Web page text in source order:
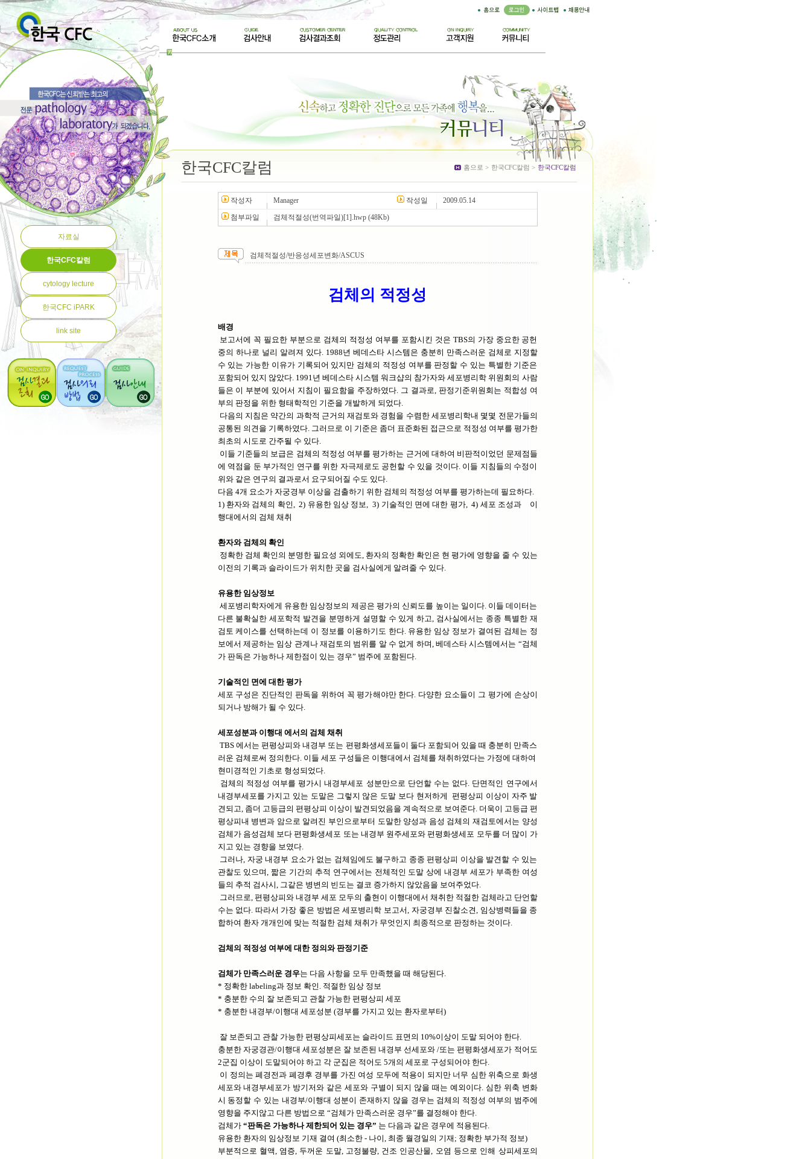
자료실
한국CFC칼럼
cytology lecture
한국CFC iPARK
link site
한국CFC칼럼 홈으로 > 한국CFC칼럼 > 한국CFC칼럼
작성자 Manager 작성일
2009.05.14
첨부파일
검체적절성(번역파일)[1].hwp(48Kb)
검체적절성/반응성세포변화/ASCUS
검체의 적정성
배경
보고서에 꼭 필요한 부분으로 검체의 적정성 여부를 포함시킨 것은 TBS의 가장 중요한 공헌
중의 하나로 널리 알려져 있다. 1988년 베데스타 시스템은 충분히 만족스러운 검체로 지정할
수 있는 가능한 이유가 기록되어 있지만 검체의 적정성 여부를 판정할 수 있는 특별한 기준은
포함되어 있지 않았다. 1991년 베데스타 시스템 워크샵의 참가자와 세포병리학 위원회의 사람
들은 이 부분에 있어서 지침이 필요함을 주장하였다. 그 결과로, 판정기준위원회는 적합성 여
부의 판정을 위한 형태학적인 기준을 개발하게 되었다.
다음의 지침은 약간의 과학적 근거의 재검토와 경험을 수렴한 세포병리학내 몇몇 전문가들의
공통된 의견을 기록하였다. 그러므로 이 기준은 좀더 표준화된 접근으로 적정성 여부를 평가한
최초의 시도로 간주될 수 있다.
이들 기준들의 보급은 검체의 적정성 여부를 평가하는 근거에 대하여 비판적이었던 문제점들
에 역점을 둔 부가적인 연구를 위한 자극제로도 공헌할 수 있을 것이다. 이들 지침들의 수정이
위와 같은 연구의 결과로서 요구되어질 수도 있다.
다음 4개 요소가 자궁경부 이상을 검출하기 위한 검체의 적정성 여부를 평가하는데 필요하다.
1) 환자와 검체의 확인, 2) 유용한 임상 정보, 3) 기술적인 면에 대한 평가, 4) 세포 조성과 이
행대에서의 검체 채취
환자와 검체의 확인
정확한 검체 확인의 분명한 필요성 외에도, 환자의 정확한 확인은 현 평가에 영향을 줄 수 있는
이전의 기록과 슬라이드가 위치한 곳을 검사실에게 알려줄 수 있다.
유용한 임상정보
세포병리학자에게 유용한 임상정보의 제공은 평가의 신뢰도를 높이는 일이다. 이들 데이터는
다른 불확실한 세포학적 발견을 분명하게 설명할 수 있게 하고, 검사실에서는 종종 특별한 재
검토 케이스를 선택하는데 이 정보를 이용하기도 한다. 유용한 임상 정보가 결여된 검체는 정
보에서 제공하는 임상 관계나 재검토의 범위를 알 수 없게 하며, 베데스타 시스템에서는 “검체
가 판독은 가능하나 제한점이 있는 경우” 범주에 포함된다.
기술적인 면에 대한 평가
세포 구성은 진단적인 판독을 위하여 꼭 평가해야만 한다. 다양한 요소들이 그 평가에 손상이
되거나 방해가 될 수 있다.
세포성분과 이행대 에서의 검체 채취
TBS 에서는 편평상피와 내경부 또는 편평화생세포들이 둘다 포함되어 있을 때 충분히 만족스
러운 검체로써 정의한다. 이들 세포 구성들은 이행대에서 검체를 채취하였다는 가정에 대하여
현미경적인 기초로 형성되었다.
검체의 적정성 여부를 평가시 내경부세포 성분만으로 단언할 수는 없다. 단면적인 연구에서
내경부세포를 가지고 있는 도말은 그렇지 않은 도말 보다 현저하게 편평상피 이상이 자주 발
견되고, 좀더 고등급의 편평상피 이상이 발견되었음을 계속적으로 보여준다. 더욱이 고등급 편
평상피내 병변과 암으로 알려진 부인으로부터 도말한 양성과 음성 검체의 재검토에서는 양성
검체가 음성검체 보다 편평화생세포 또는 내경부 원주세포와 편평화생세포 모두를 더 많이 가
지고 있는 경향을 보였다.
그러나, 자궁 내경부 요소가 없는 검체임에도 불구하고 종종 편평상피 이상을 발견할 수 있는
관찰도 있으며, 짧은 기간의 추적 연구에서는 전체적인 도말 상에 내경부 세포가 부족한 여성
들의 추적 검사시, 그같은 병변의 빈도는 결코 증가하지 않았음을 보여주었다.
그러므로, 편평상피와 내경부 세포 모두의 출현이 이행대에서 채취한 적절한 검체라고 단언할
수는 없다. 따라서 가장 좋은 방법은 세포병리학 보고서, 자궁경부 진찰소견, 임상병력들을 종
합하여 환자 개개인에 맞는 적절한 검체 채취가 무엇인지 최종적으로 판정하는 것이다.
검체의 적정성 여부에 대한 정의와 판정기준
검체가 만족스러운 경우는 다음 사항을 모두 만족했을 때 해당된다.
* 정확한 labeling과 정보 확인. 적절한 임상 정보
* 충분한 수의 잘 보존되고 관찰 가능한 편평상피 세포
* 충분한 내경부/이행대 세포성분 (경부를 가지고 있는 환자로부터)
잘 보존되고 관찰 가능한 편평상피세포는 슬라이드 표면의 10%이상이 도말 되어야 한다.
충분한 자궁경관/이행대 세포성분은 잘 보존된 내경부 선세포와 /또는 편평화생세포가 적어도
2군집 이상이 도말되어야 하고 각 군집은 적어도 5개의 세포로 구성되어야 한다.
이 정의는 폐경전과 폐경후 경부를 가진 여성 모두에 적용이 되지만 너무 심한 위축으로 화생
세포와 내경부세포가 방기저와 같은 세포와 구별이 되지 않을 때는 예외이다. 심한 위축 변화
시 동정할 수 있는 내경부/이행대 성분이 존재하지 않을 경우는 검체의 적정성 여부의 범주에
영향을 주지않고 다른 방법으로 “검체가 만족스러운 경우”를 결정해야 한다.
검체가 “판독은 가능하나 제한되어 있는 경우” 는 다음과 같은 경우에 적용된다.
유용한 환자의 임상정보 기재 결여 (최소한 - 나이, 최종 월경일의 기재; 정확한 부가적 정보)
부분적으로 혈액, 염증, 두꺼운 도말, 고정불량, 건조 인공산물, 오염 등으로 인해 상피세포의